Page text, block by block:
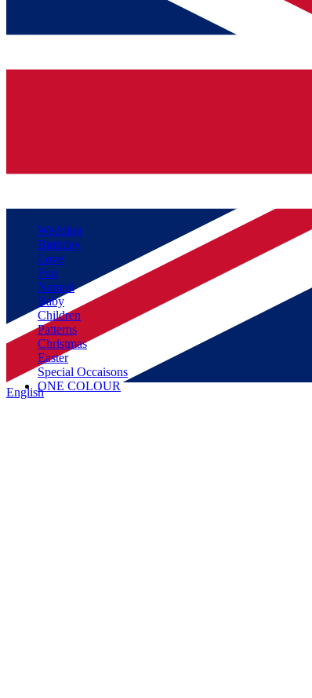
Wedding
Birthday
Love
Fun
Natural
Baby
Children
Patterns
Christmas
Easter
Special Occaisons
ONE COLOUR
English